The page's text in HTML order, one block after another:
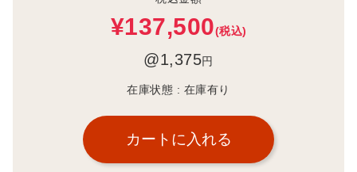
¥137,500(税込)
@1,375円
在庫状態 : 在庫有り